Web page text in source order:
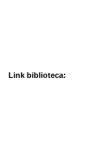
Link biblioteca: